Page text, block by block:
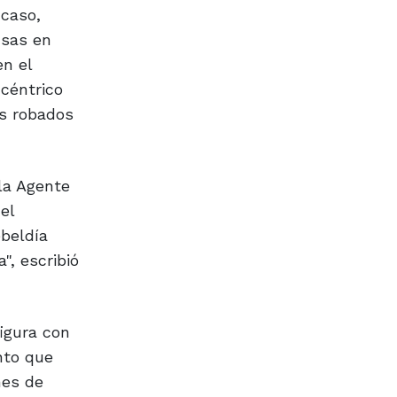
en
el
robados
Agente
escribió
con
que
de